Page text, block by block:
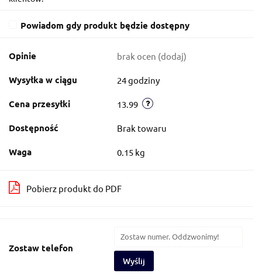
Powiadom gdy produkt będzie dostępny
Opinie brak ocen (dodaj)
Wysyłka w ciągu 24 godziny
Cena przesyłki 13.99
Dostępność Brak towaru
Waga 0.15 kg
Pobierz produkt do PDF
Zostaw telefon
Wyślij